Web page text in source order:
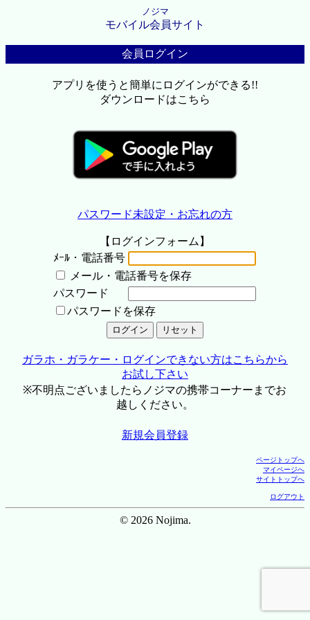
ノジマ
モバイル会員サイト
会員ログイン
アプリを使うと簡単にログインができる!!
ダウンロードはこちら
パスワード未設定・お忘れの方
【ログインフォーム】
ﾒｰﾙ・電話番号
メール・電話番号を保存
パスワード
パスワードを保存
ガラホ・ガラケー・ログインできない方はこちらから
お試し下さい
※不明点ございましたらノジマの携帯コーナーまでお
越しください。
新規会員登録
ページトップへ
マイページへ
サイトトップへ
ログアウト
© 2026 Nojima.